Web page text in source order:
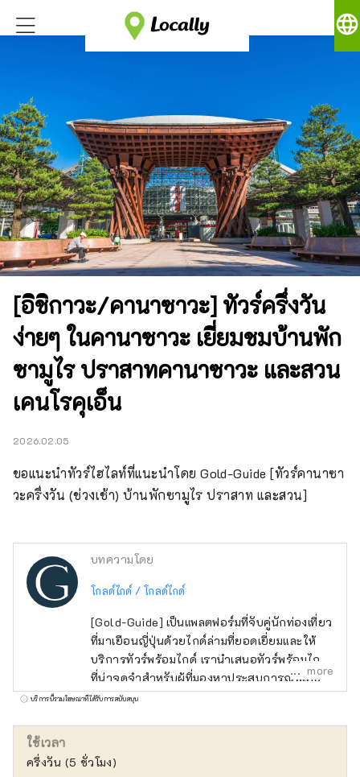
language
[อิชิกาวะ/คานาซาวะ] ทัวร์ครึ่งวัน
ง่ายๆ ในคานาซาวะ เยี่ยมชมบ้านพัก
ซามูไร ปราสาทคานาซาวะ และสวน
เคนโรคุเอ็น
2026.02.05
ขอแนะนำทัวร์ไฮไลท์ที่แนะนำโดย Gold-Guide [ทัวร์คานาซา
วะครึ่งวัน (ช่วงเช้า) บ้านพักซามูไร ปราสาท และสวน]
บทความโดย
โกลด์ไกด์ / โกลด์ไกด์
[Gold-Guide] เป็นแพลตฟอร์มที่จับคู่นักท่องเที่ยว
ที่มาเยือนญี่ปุ่นด้วยไกด์ล่ามที่ยอดเยี่ยมและให้
บริการทัวร์พร้อมไกด์ เรานำเสนอทัวร์พร้อมไกด์
ที่น่าจดจำสำหรับผู้ที่มองหาประสบการณ์พิเศษ
ในญี่ปุ่น นำเสน่ห์ของญี่ปุ่นมาสู่ทุกคนทั่วโลก
more
บริการนี้รวมโฆษณาที่ได้รับการสนับสนุน
ใช้เวลา
ครึ่งวัน (5 ชั่วโมง)